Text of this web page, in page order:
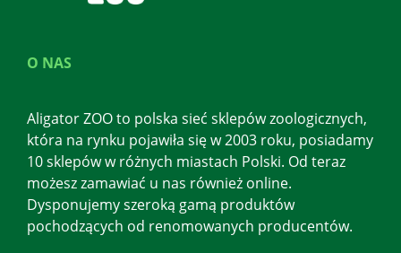
O NAS
Aligator ZOO to polska sieć sklepów zoologicznych,
która na rynku pojawiła się w 2003 roku, posiadamy
10 sklepów w różnych miastach Polski. Od teraz
możesz zamawiać u nas również online.
Dysponujemy szeroką gamą produktów
pochodzących od renomowanych producentów.